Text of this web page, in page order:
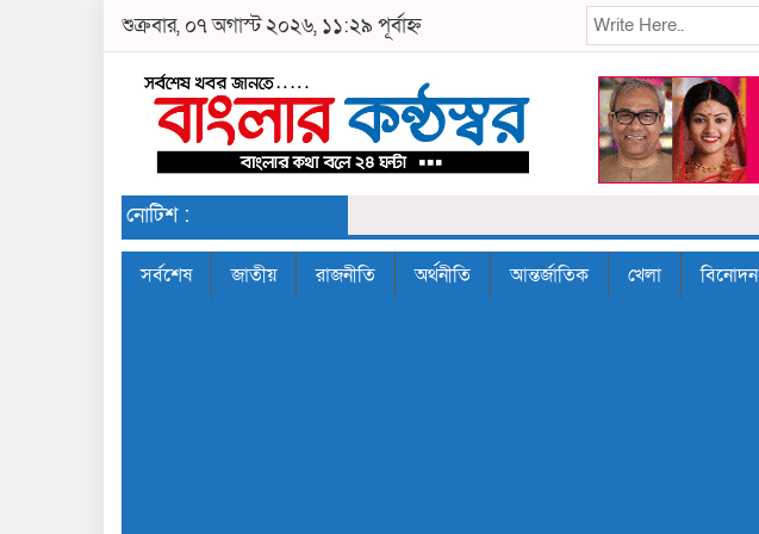
শুক্রবার, ০৭ অগাস্ট ২০২৬, ১১:২৯ পূর্বাহ্ন
নোটিশ :
সর্বশেষ জাতীয় রাজনীতি অর্থনীতি আন্তর্জাতিক খেলা বিনোদন